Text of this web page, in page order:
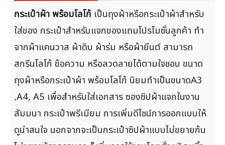
กระเป๋าผ้า พร้อมโลโก้ เป็นถุงผ้าหรือกระเป๋าผ้าสำหรับ
ใส่ของ กระเป๋าสำหรับแจกของแถมโปรโมชั่นลูกค้า ทำ
จากผ้าแคนวาส ผ้าดิบ ผ้าร่ม หรือผ้ายีนต์ สามารถ
สกรีนโลโก้ ข้อความ หรือลวดลายได้ตามใจชอบ ขนาด
ถุงผ้าหรือกระเป๋าผ้า พร้อมโลโก้ นิยมทำเป็นขนาดA3
,A4, A5 เพื่อสำหรับใส่เอกสาร ซองซิปผ้าแจกในงาน
สัมมนา กระเป๋าพรีเมียม การเพิ่มดีไชน์การออกแบบให้
ดูน่าสนใจ นอกจากจะเป็นกระเป๋าซิปผ้าแบบไม่ขยายก้น